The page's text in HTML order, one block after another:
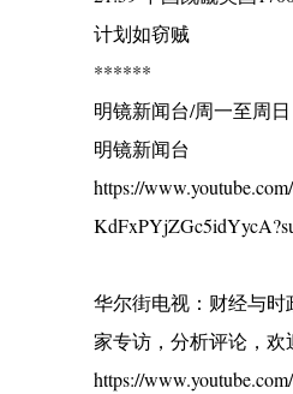
计划如窃贼
******
明镜新闻台/周一至周
明镜新闻台
https://
华尔街电视：财经与时
家专访，分析评论，欢
https://